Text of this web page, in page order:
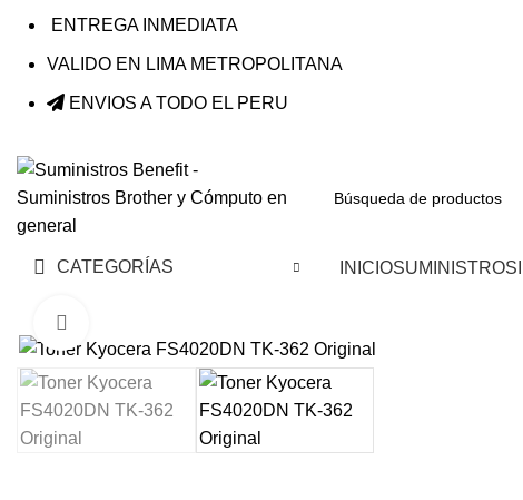
ENTREGA INMEDIATA
VALIDO EN LIMA METROPOLITANA
ENVIOS A TODO EL PERU
CATEGORÍAS INICIOSUMINISTROS